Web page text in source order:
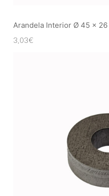
Arandela Interior Ø 45 x
3,03€